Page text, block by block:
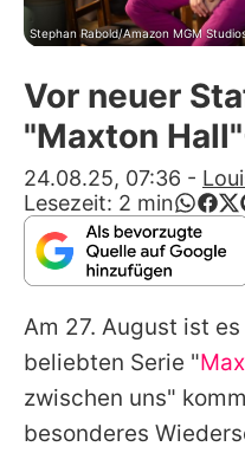
Alle
App
Stephan Rabold/Amazon MGM
Vor neuer
"Maxton
24.08.25, 07:36 -
Lesezeit: 2 min
Am 27. August ist
beliebten Serie "
zwischen uns"
besonderes